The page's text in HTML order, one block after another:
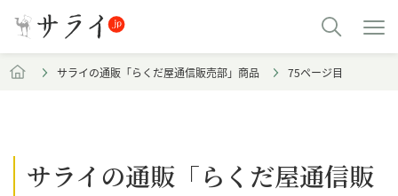
サライの通販「らくだ屋通信販売部」商品 75ページ目
サライの通販「らくだ屋通信販